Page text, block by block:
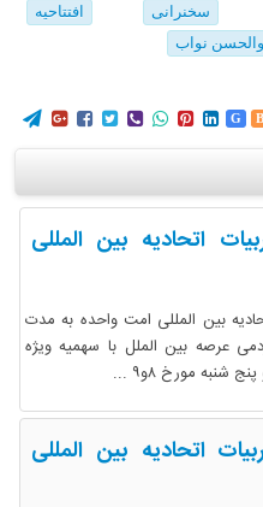
سخنرانی
افتتاحیه
نواب
        G B
اتحادیه بین المللی
بین المللی امت واحده به مدت
عرصه بین الملل با سهمیه ویژه
شنبه مورخ ۸و۹ ...
اتحادیه بین المللی